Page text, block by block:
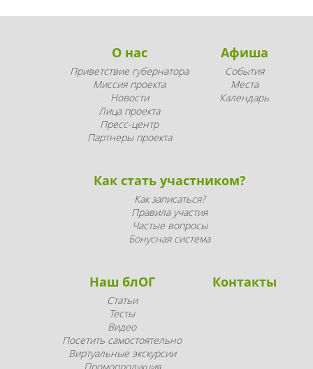
О нас
Приветствие губернатора
Миссия проекта
Новости
Лица проекта
Пресс-центр
Партнеры проекта
Афиша
События
Места
Календарь
Как стать участником?
Как записаться?
Правила участия
Частые вопросы
Бонусная система
Наш блОГ
Статьи
Тесты
Видео
Посетить самостоятельно
Виртуальные экскурсии
Контакты